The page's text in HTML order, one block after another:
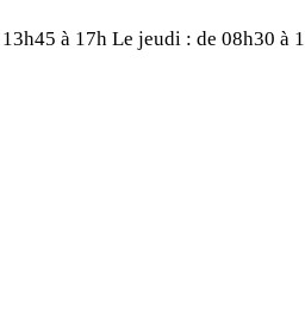
à 17h Le jeudi : de 08h30 à